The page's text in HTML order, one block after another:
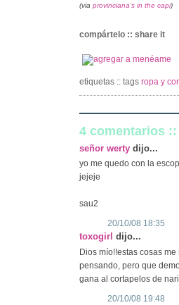
(via provinciana's in the capi)
compártelo :: share it
etiquetas :: tags ropa y
4 comentarios
señor werty dijo...
yo me quedo con la
jejeje
sau2
20/10/08 18:35
toxogirl dijo...
Dios mío!!estas cosas
pensando, pero que
gana al cortapelos de
20/10/08 19:48